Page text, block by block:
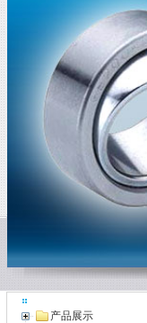
产品展示